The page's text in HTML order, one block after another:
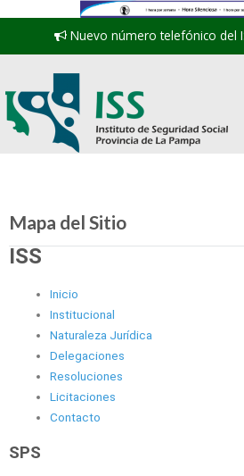
Nuevo número telefónico del
Mapa del Sitio
ISS
Inicio
Institucional
Naturaleza Jurídica
Delegaciones
Resoluciones
Licitaciones
Contacto
SPS